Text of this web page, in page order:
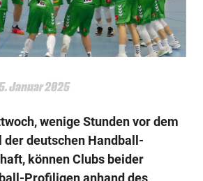
Januar 2025
wenige Stunden vor dem
deutschen Handball-
können Clubs beider
Profiligen anhand des